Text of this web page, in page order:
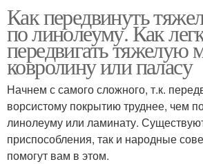
Как передвинуть
по линолеуму. Как
передвигать тяжелую
ковролину или паласу
Начнем с самого сложного, т.к.
ворсистому покрытию труднее, чем
линолеуму или ламинату.
приспособления, так и народные
помогут вам в этом.